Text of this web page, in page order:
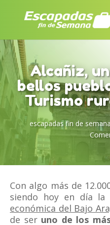
Alcañiz,
bellos
Turismo
escapadas fin de
Con algo más de
siendo hoy en día la
económica del Bajo
de ser uno de los